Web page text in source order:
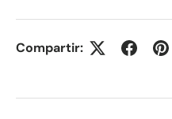
Compartir: